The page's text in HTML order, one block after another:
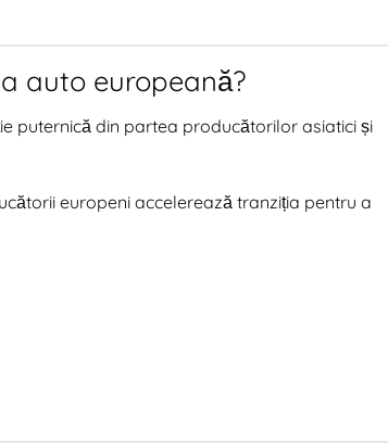
auto europeană?
puternică din partea producătorilor asiatici și
europeni accelerează tranziția pentru a